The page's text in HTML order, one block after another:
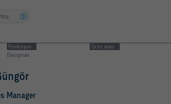
Fonksiyon
Danışman
Ürün alanı
Manager